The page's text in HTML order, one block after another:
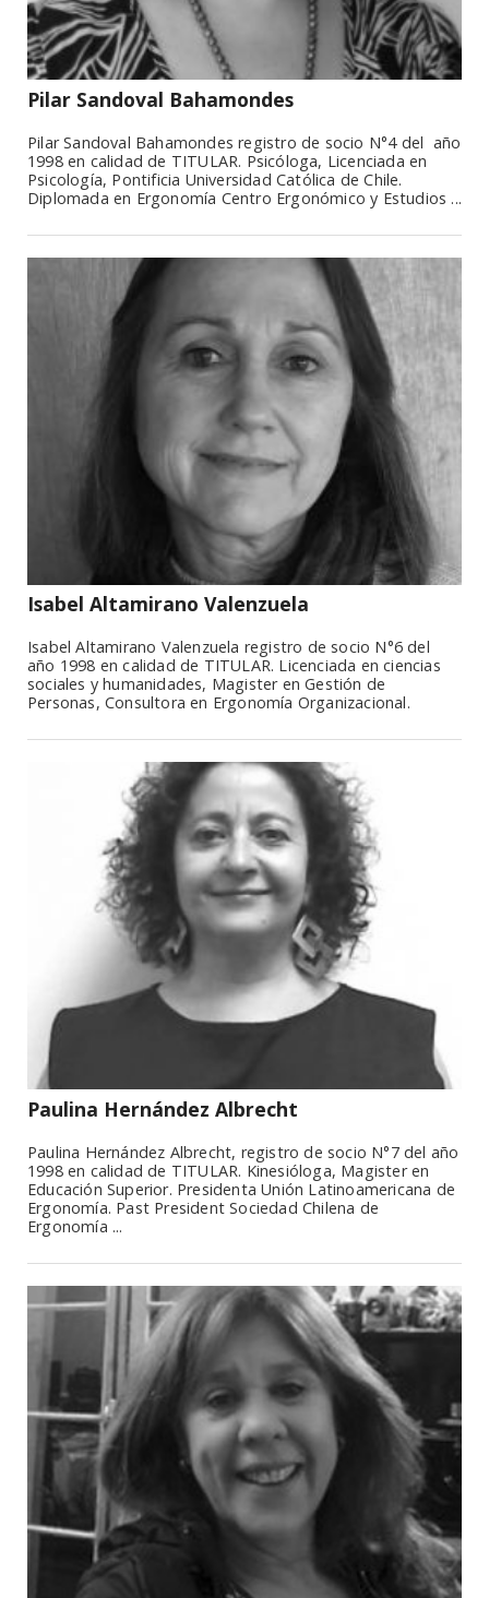
Pilar Sandoval Bahamondes
Pilar Sandoval Bahamondes registro de socio N°4 del año
1998 en calidad de TITULAR. Psicóloga, Licenciada en
Psicología, Pontificia Universidad Católica de Chile.
Diplomada en Ergonomía Centro Ergonómico y Estudios ...
Isabel Altamirano Valenzuela
Isabel Altamirano Valenzuela registro de socio N°6 del
año 1998 en calidad de TITULAR. Licenciada en ciencias
sociales y humanidades, Magister en Gestión de
Personas, Consultora en Ergonomía Organizacional.
Paulina Hernández Albrecht
Paulina Hernández Albrecht, registro de socio N°7 del año
1998 en calidad de TITULAR. Kinesióloga, Magister en
Educación Superior. Presidenta Unión Latinoamericana de
Ergonomía. Past President Sociedad Chilena de
Ergonomía ...